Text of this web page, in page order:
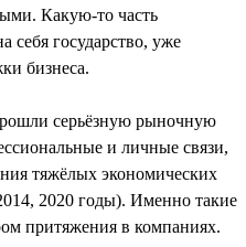
Какую-то часть
себя государство, уже
бизнеса.
серьёзную рыночную
и личные связи,
тяжёлых экономических
2020 годы). Именно такие
притяжения в компаниях.